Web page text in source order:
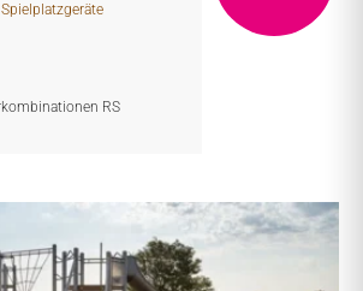
Spielplatzgeräte
RS